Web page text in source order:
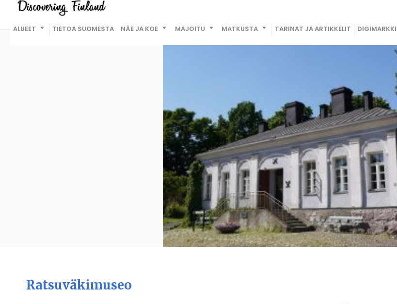
ALUEET TIETOA SUOMESTA NÄE JA KOE MAJOITU MATKUSTA TARINAT JA ARTIKKELIT
Ratsuväkimuseo